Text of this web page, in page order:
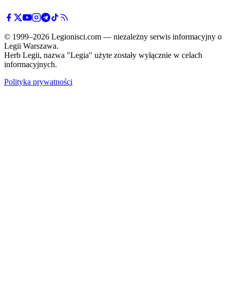
© 1999–2026 Legionisci.com — niezależny serwis informacyjny o
Legii Warszawa.
Herb Legii, nazwa "Legia" użyte zostały wyłącznie w celach
informacyjnych.
Polityka prywatności